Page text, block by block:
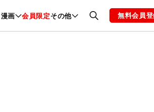
漫画 会員限定その他
ファッション 恋愛・結婚 編集部 お知ら
無料会員